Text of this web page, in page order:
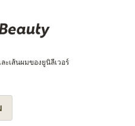
เส้นผมของยูนิลีเวอร์